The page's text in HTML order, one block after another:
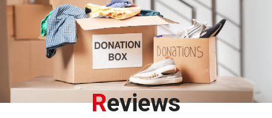
Reviews